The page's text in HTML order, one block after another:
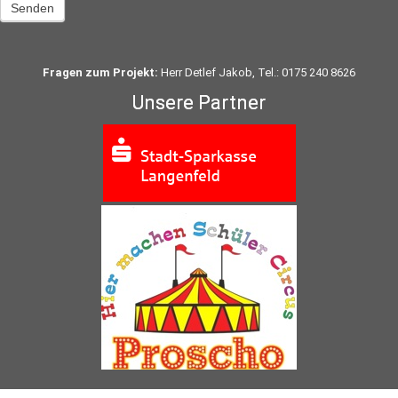
Senden
Fragen zum Projekt: Herr Detlef Jakob, Tel.: 0175 240 8626
Unsere Partner